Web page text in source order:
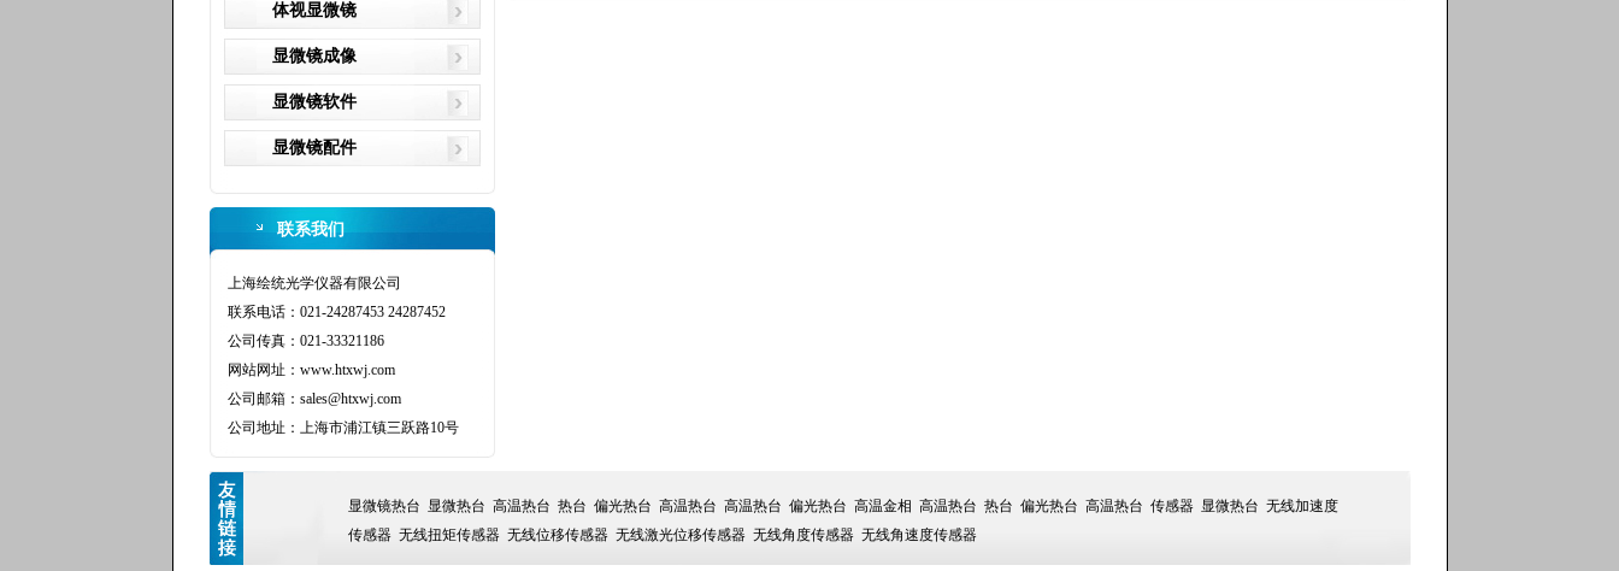
体视显微镜
显微镜成像
显微镜软件
显微镜配件
联系我们
上海绘统光学仪器有限公司
联系电话：021-24287453 24287452
公司传真：021-33321186
网站网址：www.htxwj.com
公司邮箱：sales@htxwj.com
公司地址：上海市浦江镇三跃路10号
显微镜热台 显微热台 高温热台 热台 偏光热台 高温热台 高温热台 偏光热台 高温金相 高温热台 热台 偏光热台 高温热台 传感器 显微热台 无线加速度
传感器 无线扭矩传感器 无线位移传感器 无线激光位移传感器 无线角度传感器 无线角速度传感器